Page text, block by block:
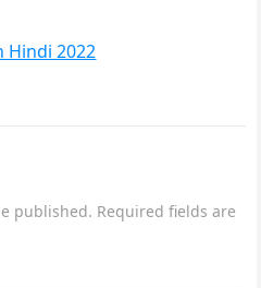
Hindi 2022
published. Required fields are